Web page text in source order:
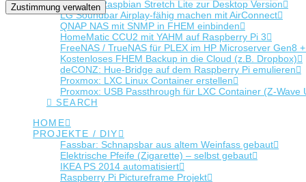
Upgrade Raspbian Stretch Lite zur Desktop Version
LG Soundbar Airplay-fähig machen mit AirConnect
QNAP NAS mit SNMP in FHEM einbinden
HomeMatic CCU2 mit YAHM auf Raspberry Pi 3
FreeNAS / TrueNAS für PLEX im HP Microserver Gen8
Kostenloses FHEM Backup in die Cloud (z.B. Dropbox)
deCONZ: Hue-Bridge auf dem Raspberry Pi emulieren
Proxmox: LXC Linux Container erstellen
Proxmox: USB Passthrough für LXC Container (Z-Wave
SEARCH
HOME
PROJEKTE / DIY
Fassbar: Schnapsbar aus altem Weinfass gebaut
Elektrische Pfeife (Zigarette) – selbst gebaut
IKEA PS 2014 automatisiert
Raspberry Pi Pictureframe Projekt
Zustimmung verwalten